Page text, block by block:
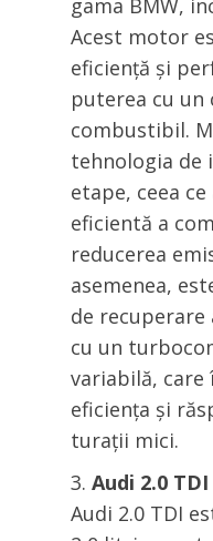
gama BMW,
Acest motor
eficiență și
puterea cu un
combustibil.
tehnologia de
etape, ceea
eficientă a
reducerea
asemenea,
de recuperare
cu un
variabilă,
eficiența și
turații mici.
Audi 2.0 TDI
Audi 2.0 TDI